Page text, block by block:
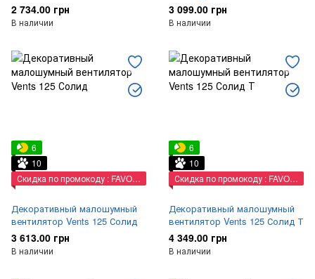
2 734.00 грн
В наличии
3 099.00 грн
В наличии
6
10
Скидка по промокоду : FAVORIT
Декоративный малошумный
вентилятор Vents 125 Солид
3 613.00 грн
В наличии
6
10
Скидка по промокоду : FAVORIT
Декоративный малошумный
вентилятор Vents 125 Солид Т
4 349.00 грн
В наличии